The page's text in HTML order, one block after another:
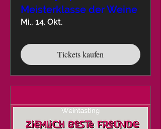
Meisterklasse der Weine
Mi., 14. Okt.
Tickets kaufen